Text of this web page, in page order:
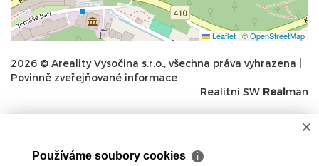
Leaflet|©OpenStreetMap
2026 © Areality Vysočina s.r.o., všechna práva vyhrazena |
Povinně zveřejňované informace
Realitní SW Realman
×
Používáme soubory cookies ℹ